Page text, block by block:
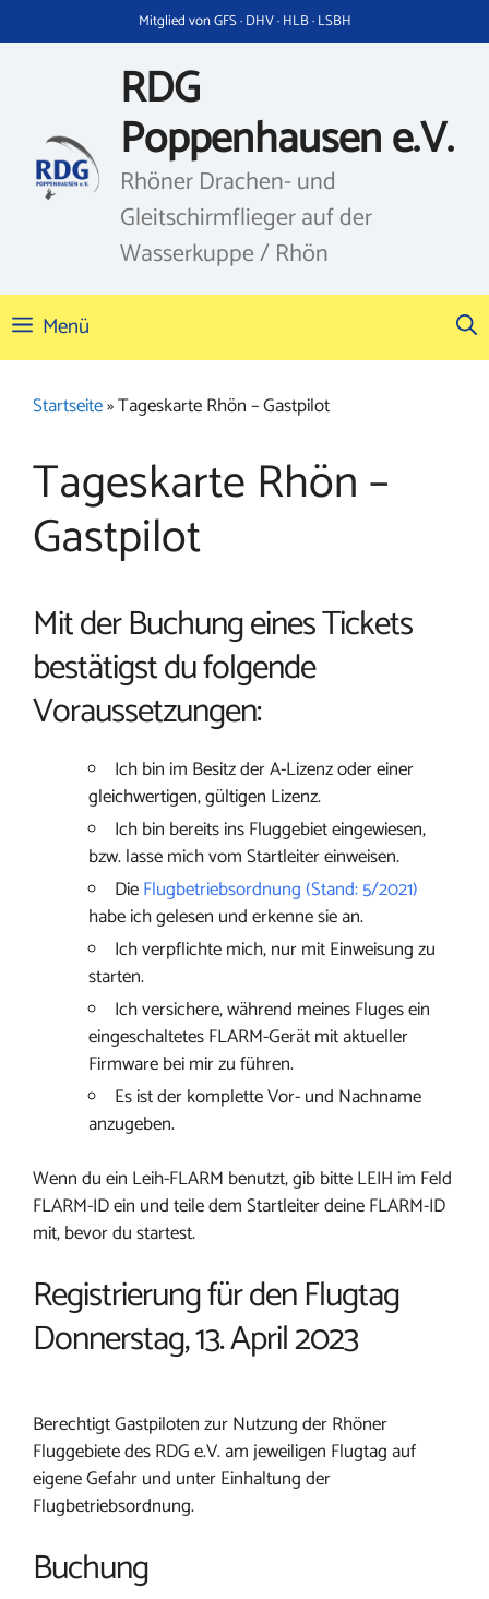
Inhalt
Mitglied von GFS · DHV · HLB · LSBH
RDG
Poppenhausen e.V.
Rhöner Drachen- und
Gleitschirmflieger auf der
Wasserkuppe / Rhön
Menü
Startseite»Tageskarte Rhön – Gastpilot
Tageskarte Rhön –
Gastpilot
Mit der Buchung eines Tickets
bestätigst du folgende
Voraussetzungen:
Ich bin im Besitz der A-Lizenz oder einer
gleichwertigen, gültigen Lizenz.
Ich bin bereits ins Fluggebiet eingewiesen,
bzw. lasse mich vom Startleiter einweisen.
DieFlugbetriebsordnung (Stand: 5/2021)
habe ich gelesen und erkenne sie an.
Ich verpflichte mich, nur mit Einweisung zu
starten.
Ich versichere, während meines Fluges ein
eingeschaltetes FLARM-Gerät mit aktueller
Firmware bei mir zu führen.
Es ist der komplette Vor- und Nachname
anzugeben.
Wenn du ein Leih-FLARM benutzt, gib bitte LEIH im Feld
FLARM-ID ein und teile dem Startleiter deine FLARM-ID
mit, bevor du startest.
Registrierung für den Flugtag
Donnerstag, 13. April 2023
Berechtigt Gastpiloten zur Nutzung der Rhöner
Fluggebiete des RDG e.V. am jeweiligen Flugtag auf
eigene Gefahr und unter Einhaltung der
Flugbetriebsordnung.
Buchung